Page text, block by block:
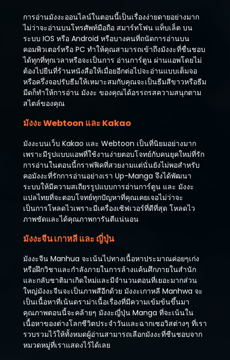
การอ่านมังงะออนไลน์ในตอนนี้เป็นเรื่องง่ายดายอย่างมาก
ไม่ว่าจะอ่านบนโทรศัพท์มือถือ สมาร์ทโฟน แท็บเล็ต บน
ระบบ IOS หรือ Android หรือบางคนที่ถนัดการอ่านบน
คอมพิวเตอร์หรือ PC ทำให้คุณสามารถเข้าถึงมังงะที่ชื่นชอบ
ได้ทุกที่ทุกเวลาหรือจะเป็นการ อ่านการ์ตูน ผ่านแอพโดยไม่
ต้องไปยืนที่ร้านหนังสือให้เมื่อยอีกต่อไปจะอ่านแบบเต็มจอ
หรือครึ่งจอปรับธีมให้เหมาะสมกับคุณจะเป็นธีมสีขาวหรือธีม
มืดก็ทำให้การอ่าน มังงะ ของคุณได้อรรถรสความสนุกตาม
สไตล์ของคุณ
มังงะ Webtoon และ Kakao
มังงะบนเว็บ Kakao และ Webtoon เป็นที่นิยมอย่างมาก
เพราะมีรูปแบบแอพที่ใช้งานง่ายตอบโจทย์กับคนยุคใหม่ที่รัก
การอ่านในตอนนี้กราฟฟิคที่สวยงามแต่นั่นยังไม่พอสำหรับ
คอมังงะที่รักการอ่านอย่างเรา Up-Manga จึงได้พัฒนา
ระบบให้มีความสเถียรรูปแบบการอ่านการ์ตูน และ มังงะ
แปลไทยที่จะตอบโจทย์ทุกปัญหาที่คุณเคยเจอไม่ว่าจะ
เป็นการโหลดไวเพราะมีเครื่องเซิฟเวอร์ที่ดีที่สุด โหลดไว
ภาพชัดและได้คุณภาพการันตีแน่นอน
มังงะจีน เกาหลี และ ญี่ปุ่น
มังงะจีน Manhua จะเน้นไปทางเนื้อหาประมาณค่อยๆเก่ง
หรือฝึกวิชาและกำลังภายในการล้างแค้นศึกภายในสำนัก
และกลับชาติมาเกิดใหม่และมีจำนวนตอนที่เยอะมากส่วน
ใหญ่มังงะจีนจะเป็นภาพสีอีกด้วย มังงะเกาหลี Manhwa จะ
เป็นเนื้อหาที่เน้นดราม่าเนื้อเรื่องที่มีความเข้มข้นขึ้นมา
คุณภาพตอนนี้จะคล้ายๆ มังงะญี่ปุ่น Manga ที่จะเน้นใน
เนื้อหาของต่างโลกชีวิตประจำวันและฉากเซอวิสต่างๆ ที่เรา
รวบรวมไว้ให้ทั้งหมดผู้อ่านสามารถเลือกมังงะที่ชืนชอบจาก
หมวดหมู่ที่เราแสดงไว้ได้เลย